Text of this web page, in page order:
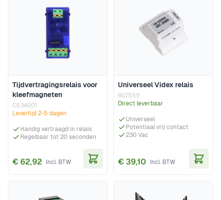
Tijdvertragingsrelais voor
kleefmagneten
C534001
Levertijd 2-5 dagen
Handig vertraagd in relais
Regelbaar tot 20 seconden
€ 62,92
Universeel Videx relais
807555
Direct leverbaar
Universeel
Potentiaal vrij contact
230 Vac
€ 39,10